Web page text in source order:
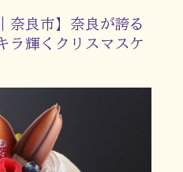
奈良市】奈良が誇る
ラ輝くクリスマスケ